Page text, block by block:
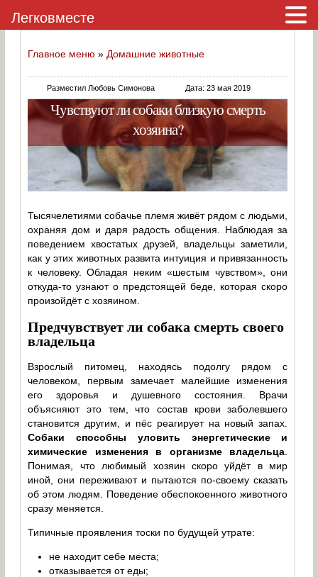
Главное меню » Домашние животные
Разместил Любовь Симонова Дата: 23 мая 2019
Чувствуют ли собаки близкую смерть
хозяина?
Тысячелетиями собачье племя живёт рядом с людьми,
охраняя дом и даря радость общения. Наблюдая за
поведением хвостатых друзей, владельцы заметили,
как у этих животных развита интуиция и привязанность
к человеку. Обладая неким «шестым чувством», они
откуда-то узнают о предстоящей беде, которая скоро
произойдёт с хозяином.
Предчувствует ли собака смерть своего
владельца
Взрослый питомец, находясь подолгу рядом с
человеком, первым замечает малейшие изменения
его здоровья и душевного состояния. Врачи
объясняют это тем, что состав крови заболевшего
становится другим, и пёс реагирует на новый запах.
Собаки способны уловить энергетические и
химические изменения в организме владельца
Понимая, что любимый хозяин скоро уйдёт в мир
иной, они переживают и пытаются по-своему сказать
об этом людям. Поведение обеспокоенного животного
сразу меняется.
Типичные проявления тоски по будущей утрате:
не находит себе места;
отказывается от еды;
Легковместе